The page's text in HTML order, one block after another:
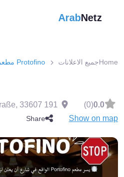
ArabNetz
Homeجميع الاعلانات Protofino مطعم
0.0
(0)
191 Heeper Straße
, 33607
Show on map
Share